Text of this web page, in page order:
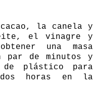
la canela y
el vinagre y
una masa
par de minutos y
plástico para
horas en la